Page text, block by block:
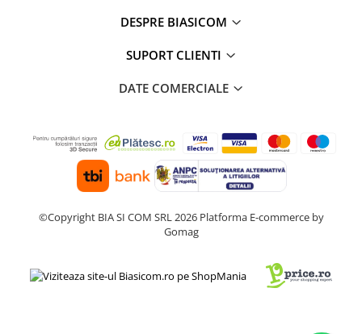
DESPRE BIASICOM
SUPORT CLIENTI
DATE COMERCIALE
©Copyright BIA SI COM SRL 2026 Platforma E-commerce by
Gomag